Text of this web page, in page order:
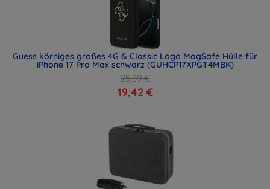
Guess körniges großes 4G & Classic Logo MagSafe Hülle für
iPhone 17 Pro Max schwarz (GUHCP17XPGT4MBK)
25,89 €
19,42 €